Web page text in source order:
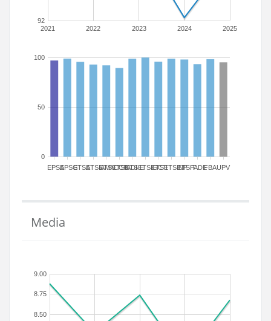
2021 2022 2023 2024 2025
92
EPSAEPSGETSAETSIAMN
ETSICCP
ETSIADI
ETSIEETSIGCT
ETSIIETSINFETSITFADEFBAUPV
0
50
100
Media
8.50
8.75
9.00